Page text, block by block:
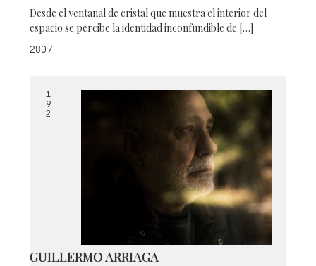
192 SWEATER CAMBIO 7-424 AS
SMART OBJECT-1 COPY
Desde el ventanal de cristal que muestra el interior del
espacio se percibe la identidad inconfundible de […]
2807
1
9
2
GUILLERMO ARRIAGA